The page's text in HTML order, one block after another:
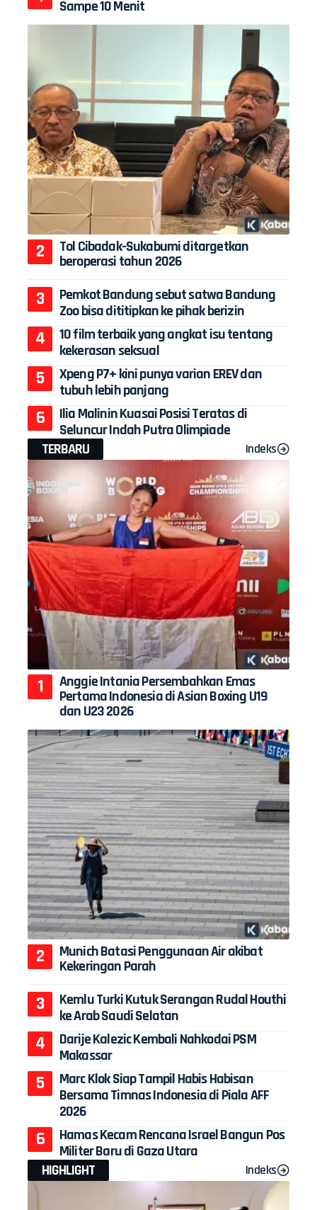
Sampe 10 Menit
Tol Cibadak-Sukabumi ditargetkan
beroperasi tahun 2026
Pemkot Bandung sebut satwa Bandung
Zoo bisa dititipkan ke pihak berizin
10 film terbaik yang angkat isu tentang
kekerasan seksual
Xpeng P7+ kini punya varian EREV dan
tubuh lebih panjang
Ilia Malinin Kuasai Posisi Teratas di
Seluncur Indah Putra Olimpiade
TERBARU
Indeks
Anggie Intania Persembahkan Emas
Pertama Indonesia di Asian Boxing U19
dan U23 2026
Munich Batasi Penggunaan Air akibat
Kekeringan Parah
Kemlu Turki Kutuk Serangan Rudal Houthi
ke Arab Saudi Selatan
Darije Kalezic Kembali Nahkodai PSM
Makassar
Marc Klok Siap Tampil Habis Habisan
Bersama Timnas Indonesia di Piala AFF
2026
Hamas Kecam Rencana Israel Bangun Pos
Militer Baru di Gaza Utara
HIGHLIGHT
Indeks